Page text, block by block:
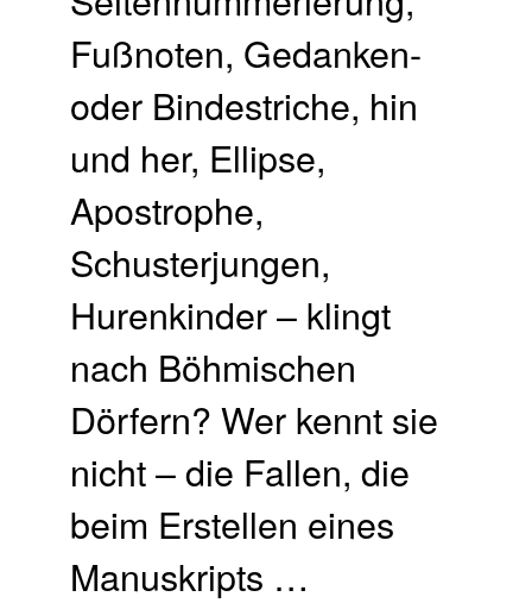
Fußnoten, Gedanken-
oder Bindestriche, hin
und her, Ellipse,
Apostrophe,
Schusterjungen,
Hurenkinder – klingt
nach Böhmischen
Dörfern? Wer kennt sie
nicht – die Fallen, die
beim Erstellen eines
Manuskripts …